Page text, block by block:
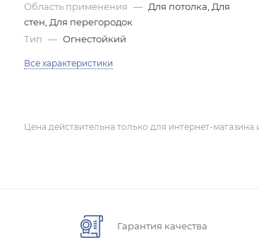
Область применения — Для потолка, Для
стен, Для перегородок
Тип — Огнестойкий
Все характеристики
Цена действительна только для интернет-
Гарантия качества